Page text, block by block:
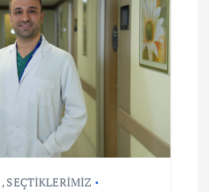
, SEÇTİKLERİMİZ